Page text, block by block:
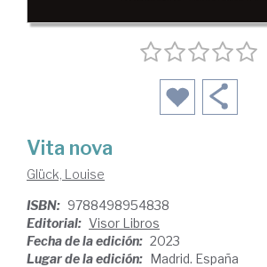
Vita nova
Glück, Louise
ISBN: 9788498954838
Editorial: Visor Libros
Fecha de la edición: 2023
Lugar de la edición: Madrid. España